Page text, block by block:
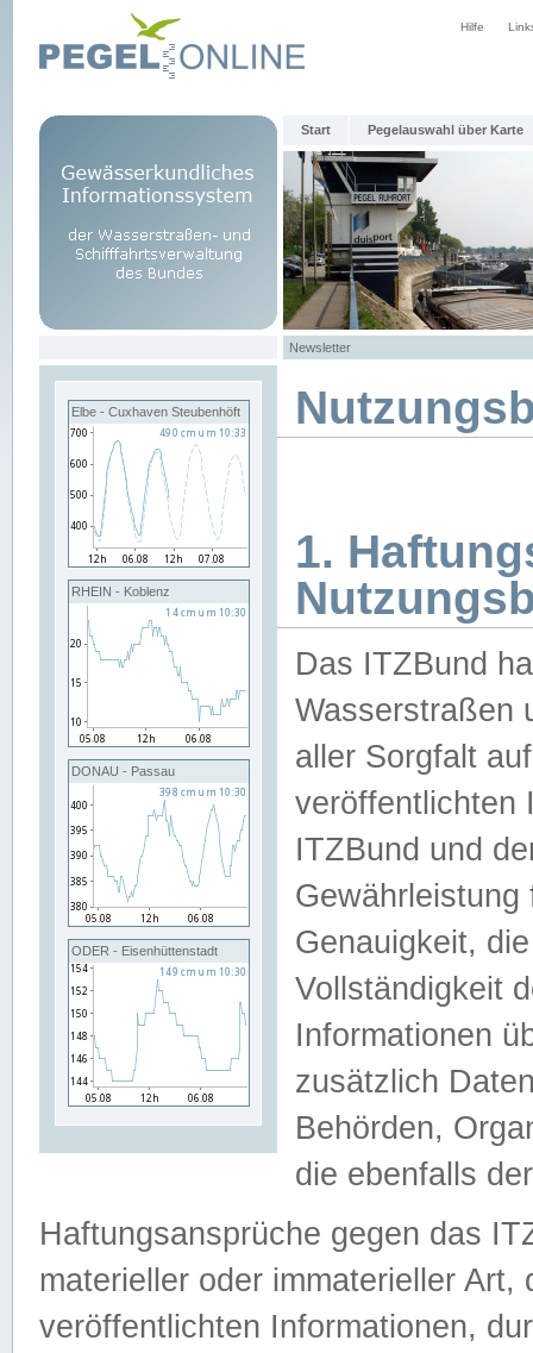
Hilfe
Start Pegelauswahl über Karte
Newsletter
Elbe - Cuxhaven Steubenhöft
RHEIN - Koblenz
DONAU - Passau
ODER - Eisenhüttenstadt
1.
Das ITZBund
Wasserstraßen
aller Sorgfalt
veröffentlichten
ITZBund und
Genauigkeit,
Vollständigkeit
Informationen
zusätzlich
Behörden,
die ebenfalls
Haftungsansprüche gegen das
materieller oder immaterieller
veröffentlichten Informationen,